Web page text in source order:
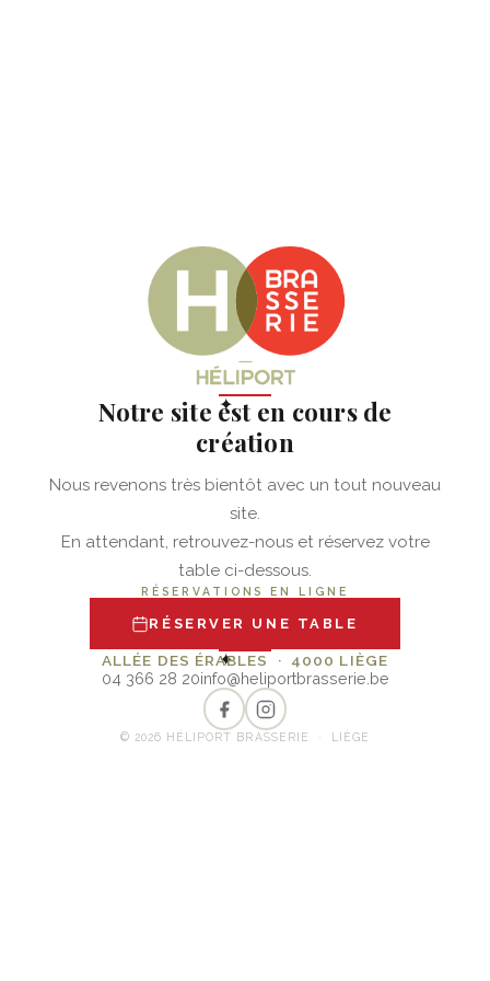
✦
Notre site est en cours de
création
Nous revenons très bientôt avec un tout nouveau
site.
En attendant, retrouvez-nous et réservez votre
table ci-dessous.
RÉSERVATIONS EN LIGNE
RÉSERVER UNE TABLE
✦
ALLÉE DES ÉRABLES · 4000 LIÈGE
04 366 28 20info@heliportbrasserie.be
© 2026 HÉLIPORT BRASSERIE · LIÈGE